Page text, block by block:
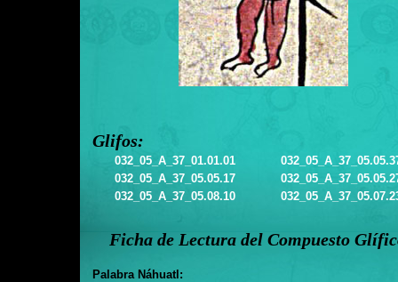
Glifos:
032_05_A_37_01.01.01
032_05_A_37_05.05.17
032_05_A_37_05.08.10
Ficha de Lectura del Compuesto
Palabra Náhuatl: